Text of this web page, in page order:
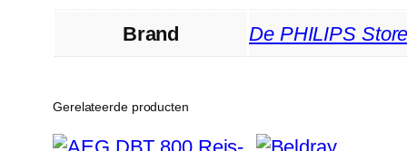
Brand De PHILIPS
Gerelateerde producten